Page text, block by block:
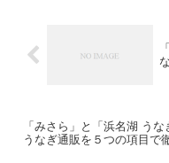
「みさら」と「浜名湖 うな
うなぎ通販を５つの項目で